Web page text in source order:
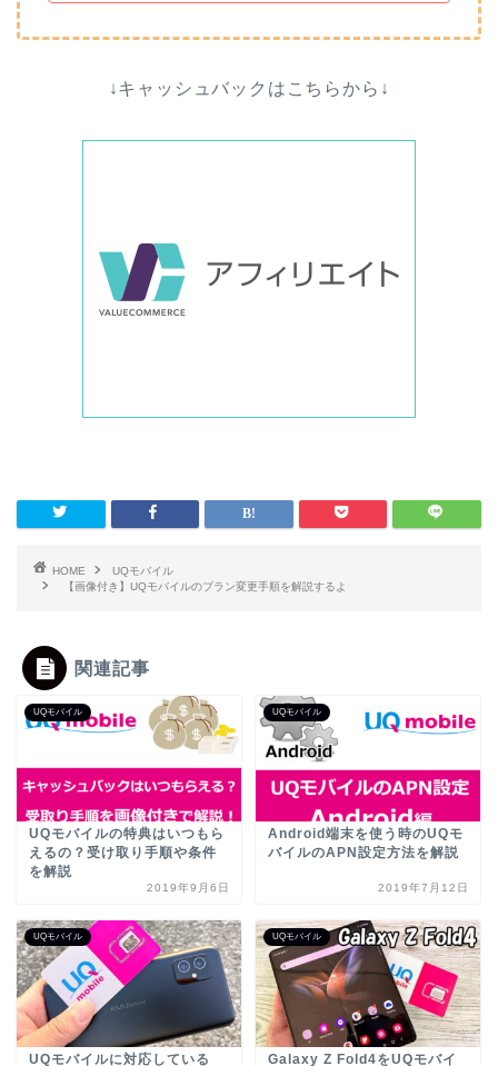
↓キャッシュバックはこちらから↓
HOME
UQモバイル
【画像付き】UQモバイルのプラン変更手順を解説するよ
関連記事
UQモバイル
UQモバイルの特典はいつもら
えるの？受け取り手順や条件
を解説
2019年9月6日
UQモバイル
Android端末を使う時のUQモ
バイルのAPN設定方法を解説
2019年7月12日
UQモバイル
UQモバイルに対応している
UQモバイル
Galaxy Z Fold4をUQモバイ